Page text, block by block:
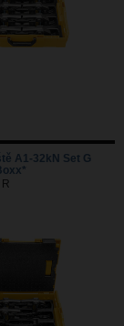
A1-32kN Set G